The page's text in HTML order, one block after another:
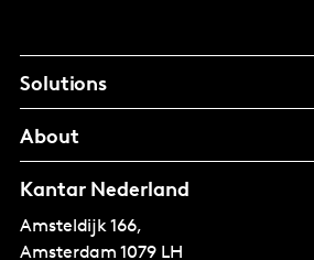
Solutions
About
Kantar Nederland
Amsteldijk 166,
Amsterdam 1079 LH